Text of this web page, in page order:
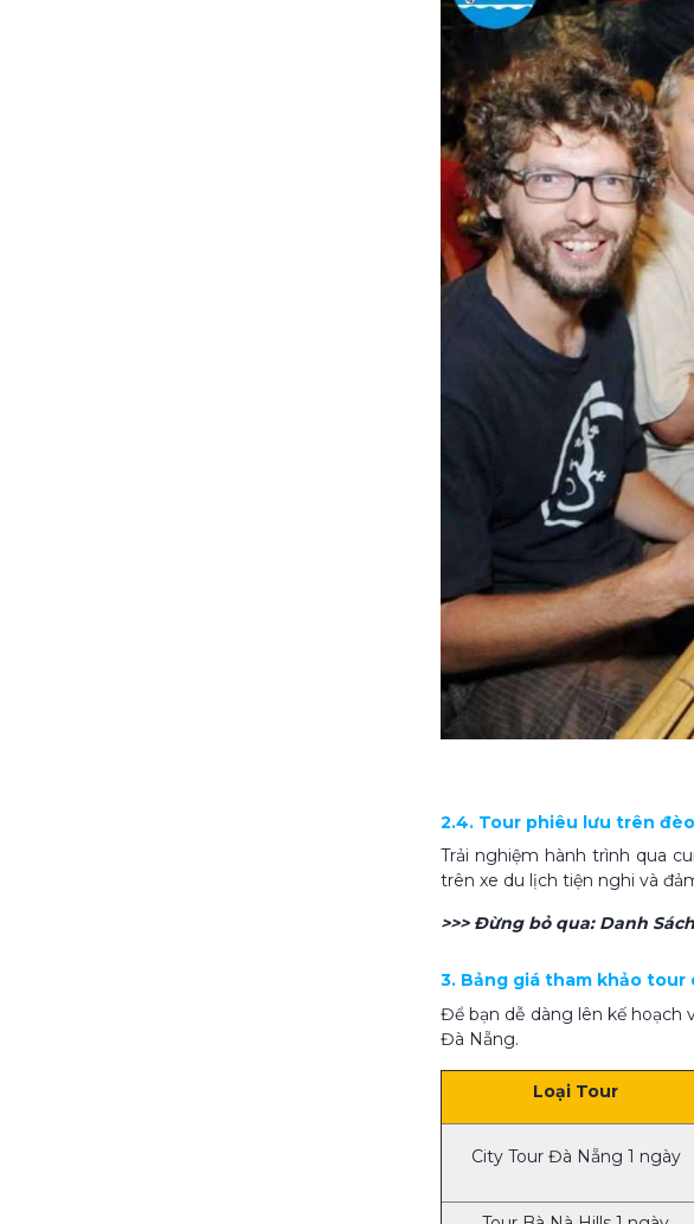
2.4. Tour phiêu lưu trên đèo
Trải nghiệm hành trình qua
trên xe du lịch tiện nghi và
>>> Đừng bỏ qua: Danh
3. Bảng giá tham khảo
Để bạn dễ dàng lên kế hoạch
Đà Nẵng.
Loại Tour
City Tour Đà Nẵng 1 ngày